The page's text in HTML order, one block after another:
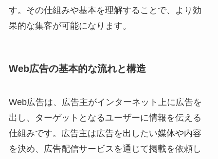
す。その仕組みや基本を理解することで、より効
果的な集客が可能になります。
Web広告の基本的な流れと構造
Web広告は、広告主がインターネット上に広告を
出し、ターゲットとなるユーザーに情報を伝える
仕組みです。広告主は広告を出したい媒体や内容
を決め、広告配信サービスを通じて掲載を依頼し